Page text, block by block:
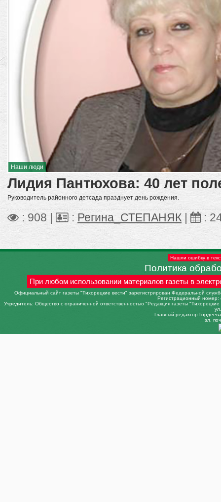
Наши люди
Лидия Пантюхова: 40 лет
Руководитель районного детсада празднует день рождения.
: 908 | : Регина_СТЕПАНЯК| :
Нашли ошибку в
Политика
При любом использовании материалов газеты в
Официальный сайт газеты "Тихорецкие вести" зарегистрирован Федеральной
Регистрационный
Учредитель: Общество с ограниченной ответственностью "Редакция газеты
Главный редактор
эл.